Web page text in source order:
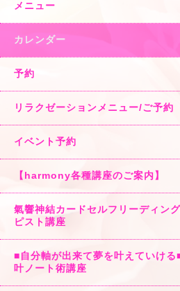
メニュー
カレンダー
予約
リラクゼーションメニュー/ご予約
イベント予約
【harmony各種講座のご案内】
氣響神結カードセルフリーディン
ピスト講座
■自分軸が出来て夢を叶えていけ
叶ノート術講座